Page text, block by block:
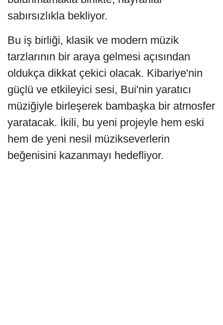
sabırsızlıkla bekliyor.
Bu iş birliği, klasik ve modern müzik
tarzlarının bir araya gelmesi açısından
oldukça dikkat çekici olacak. Kibariye'nin
güçlü ve etkileyici sesi, Bui'nin yaratıcı
müziğiyle birleşerek bambaşka bir atmosfer
yaratacak. İkili, bu yeni projeyle hem eski
hem de yeni nesil müzikseverlerin
beğenisini kazanmayı hedefliyor.